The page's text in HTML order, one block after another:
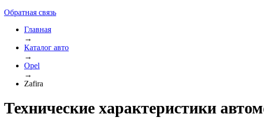
Обратная связь
Главная
→
Каталог авто
→
Opel
→
Zafira
Технические характеристики